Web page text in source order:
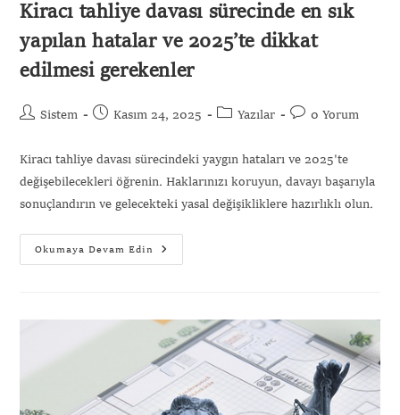
Kiracı tahliye davası sürecinde en sık
yapılan hatalar ve 2025’te dikkat
edilmesi gerekenler
Sistem Kasım 24, 2025 Yazılar 0 Yorum
Kiracı tahliye davası sürecindeki yaygın hataları ve 2025'te
değişebilecekleri öğrenin. Haklarınızı koruyun, davayı başarıyla
sonuçlandırın ve gelecekteki yasal değişikliklere hazırlıklı olun.
Okumaya Devam Edin